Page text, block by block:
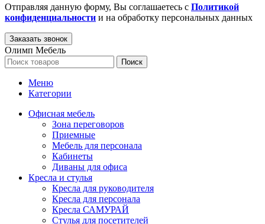
Отправляя данную форму, Вы соглашаетесь с Политикой
конфиденциальности и на обработку персональных данных
Олимп Мебель
Поиск
Меню
Категории
Офисная мебель
Зона переговоров
Приемные
Мебель для персонала
Кабинеты
Диваны для офиса
Кресла и стулья
Кресла для руководителя
Кресла для персонала
Кресла САМУРАЙ
Стулья для посетителей